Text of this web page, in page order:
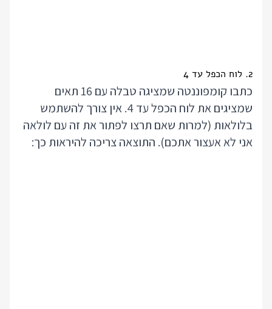
2. לוח הכפל עד 4
כתבו קומפוננטה שמציגה טבלה עם 16 תאים
שמציגים את לוח הכפל עד 4. אין צורך להשתמש
בלולאות (למרות שאם תרצו לפתור את זה עם לולאה
אני לא אעצור אתכם). התוצאה צריכה להיראות כך: